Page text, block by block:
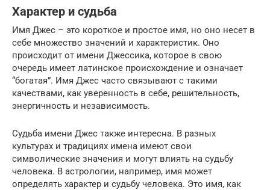
Характер и судьба
Имя Джес – это короткое и простое имя, но оно несет в
себе множество значений и характеристик. Оно
происходит от имени Джессика, которое в свою
очередь имеет латинское происхождение и означает
“богатая”. Имя Джес часто связывают с такими
качествами, как уверенность в себе, решительность,
энергичность и независимость.
Судьба имени Джес также интересна. В разных
культурах и традициях имена имеют свои
символические значения и могут влиять на судьбу
человека. В астрологии, например, имя может
определять характер и судьбу человека. Это имя, как